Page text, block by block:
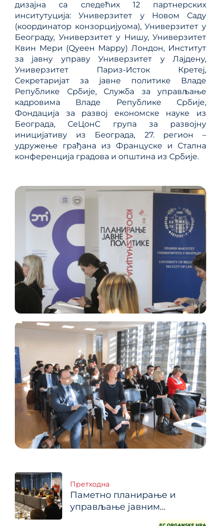
дизајна са следећих 12 партнерских
инситутуција: Универзитет у Новом Саду
(координатор конзорцијуома), Универзитет у
Београду, Универзитет у Нишу, Универзитет
Квин Мери (Qуеен Маррy) Лондон, Институт
за јавну управу Универзитет у Лајдену,
Универзитет Париз-Исток Кретеј,
Секретаријат за јавне политике Владе
Републике Србије, Служба за управљање
кадровима Владе Републике Србије,
Фондација за развој економске науке из
Београда, СеЦонС група за развојну
иницијативу из Београда, 27. регион –
удружење грађана из Француске и Стална
конференција градова и општина из Србије.
Кретање
чланка
Претходна
Паметно планирање и
управљање јавним